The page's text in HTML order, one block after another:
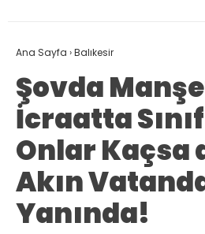
Ana Sayfa ›Balıkesir
Şovda
İcraatta
Onlar Kaçsa
Akın
Yanında!